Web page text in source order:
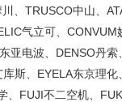
、TRUSCO中山、
气立可、CONVUM
亚电波、DENSO丹索
斯、EYELA东京理化
FUJI不二空机、